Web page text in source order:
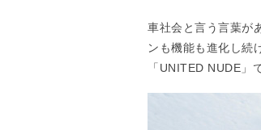
車社会と言う言葉が
ンも機能も進化し続
「UNITED NUDE」